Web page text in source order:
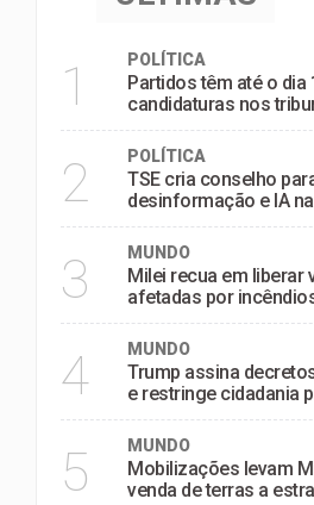
1 POLÍTICA
Partidos têm até o
candidaturas nos
2 POLÍTICA
TSE cria conselho
desinformação e IA
3 MUNDO
Milei recua em liberar
afetadas por
4 MUNDO
Trump assina
e restringe cidadania
5 MUNDO
Mobilizações levam
venda de terras a